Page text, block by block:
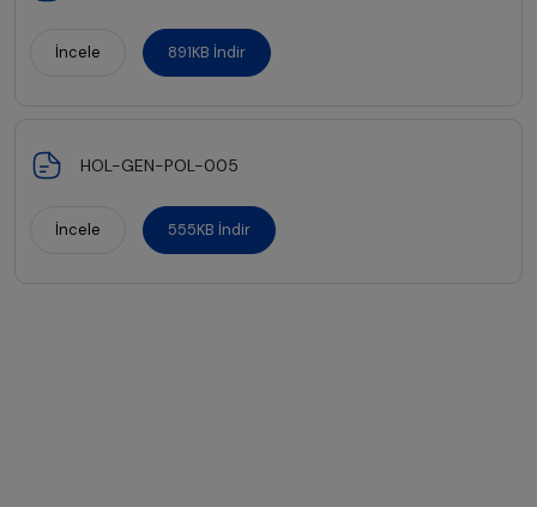
İncele 891KB İndir
HOL-GEN-POL-005
İncele 555KB İndir